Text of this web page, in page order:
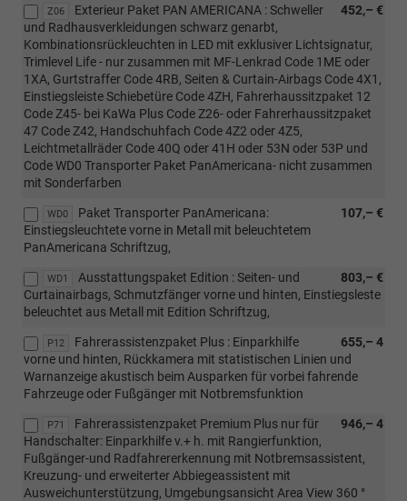
Z06 452,– €
Exterieur Paket PAN AMERICANA : Schweller
und Radhausverkleidungen schwarz genarbt,
Kombinationsrückleuchten in LED mit exklusiver Lichtsignatur,
Trimlevel Life - nur zusammen mit MF-Lenkrad Code 1ME oder
1XA, Gurtstraffer Code 4RB, Seiten & Curtain-Airbags Code 4X1,
Einstiegsleiste Schiebetüre Code 4ZH, Fahrerhaussitzpaket 12
Code Z45- bei KaWa Plus Code Z26- oder Fahrerhaussitzpaket
47 Code Z42, Handschuhfach Code 4Z2 oder 4Z5,
Leichtmetallräder Code 40Q oder 41H oder 53N oder 53P und
Code WD0 Transporter Paket PanAmericana- nicht zusammen
mit Sonderfarben
WD0 107,– €
Paket Transporter PanAmericana:
Einstiegsleuchtete vorne in Metall mit beleuchtetem
PanAmericana Schriftzug,
WD1 803,– €
Ausstattungspaket Edition : Seiten- und
Curtainairbags, Schmutzfänger vorne und hinten, Einstiegsleste
beleuchtet aus Metall mit Edition Schriftzug,
P12 655,– 4
Fahrerassistenzpaket Plus : Einparkhilfe
vorne und hinten, Rückkamera mit statistischen Linien und
Warnanzeige akustisch beim Ausparken für vorbei fahrende
Fahrzeuge oder Fußgänger mit Notbremsfunktion
P71 946,– 4
Fahrerassistenzpaket Premium Plus nur für
Handschalter: Einparkhilfe v.+ h. mit Rangierfunktion,
Fußgänger-und Radfahrererkennung mit Notbremsassistent,
Kreuzung- und erweiterter Abbiegeassistent mit
Ausweichunterstützung, Umgebungsansicht Area View 360 °